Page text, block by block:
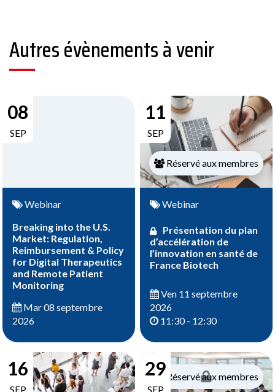
Autres évènements à venir
08
SEP
Webinar
Breaking into the U.S.
Market: Regulation,
Reimbursement & Policy
for Digital Therapeutics
and Remote Patient
Monitoring
Mar 08 septembre
2026
11
SEP
Réservé aux membres
Webinar
Présentation du plan
d’accélération de
l’innovation en santé de
France Biotech
Ven 11 septembre
2026
11:30 - 12:30
16
SEP
29
SEP
Réservé aux membres